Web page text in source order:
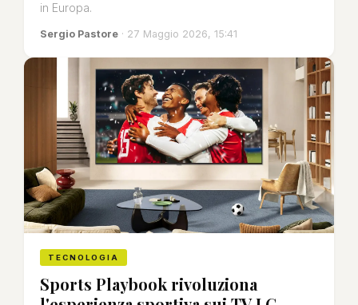
in Europa.
Sergio Pastore · 27 Maggio 2026, 15:41
TECNOLOGIA
Sports Playbook rivoluziona